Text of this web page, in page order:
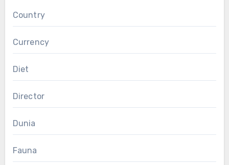
Country
Currency
Diet
Director
Dunia
Fauna